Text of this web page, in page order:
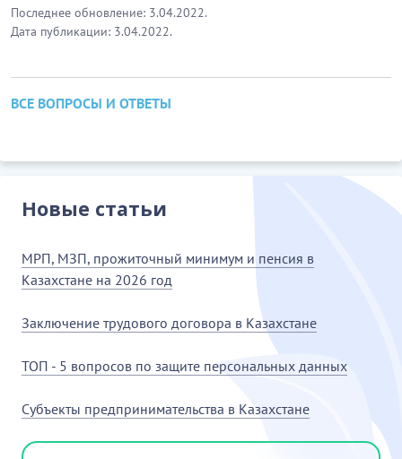
Последнее обновление: 3.04.2022.
Дата публикации: 3.04.2022.
ВСЕ ВОПРОСЫ И ОТВЕТЫ
Новые статьи
МРП, МЗП, прожиточный минимум и пенсия в
Казахстане на 2026 год
Заключение трудового договора в Казахстане
ТОП - 5 вопросов по защите персональных данных
Субъекты предпринимательства в Казахстане